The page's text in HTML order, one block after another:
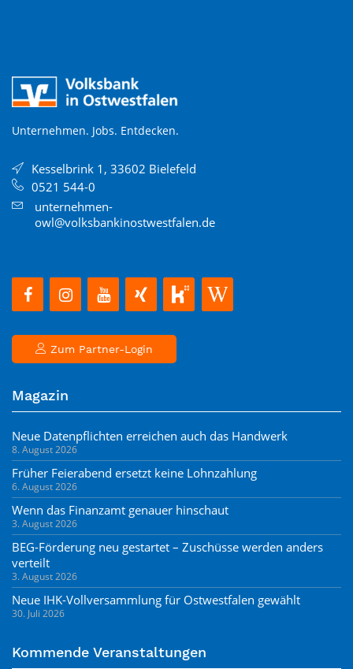
Unternehmen. Jobs. Entdecken.
Kesselbrink 1, 33602 Bielefeld
0521 544-0
unternehmen-
owl@volksbankinostwestfalen.de
Zum Partner-Login
Magazin
Neue Datenpflichten erreichen auch das Handwerk
8. August 2026
Früher Feierabend ersetzt keine Lohnzahlung
6. August 2026
Wenn das Finanzamt genauer hinschaut
3. August 2026
BEG-Förderung neu gestartet – Zuschüsse werden anders
verteilt
3. August 2026
Neue IHK-Vollversammlung für Ostwestfalen gewählt
30. Juli 2026
Kommende Veranstaltungen